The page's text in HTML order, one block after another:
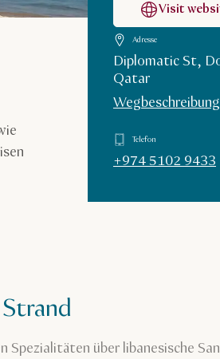
Visit
Adresse
Diplomatic St,
Qatar
Wegbeschreibung
Telefon
+974 5102 9433
über libanesische